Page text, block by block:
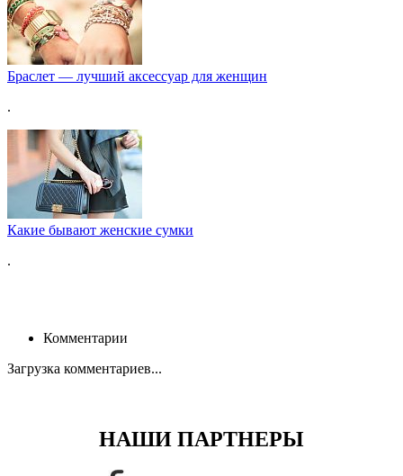
Браслет — лучший аксессуар для женщин
.
Какие бывают женские сумки
.
Комментарии
Загрузка комментариев...
НАШИ ПАРТНЕРЫ